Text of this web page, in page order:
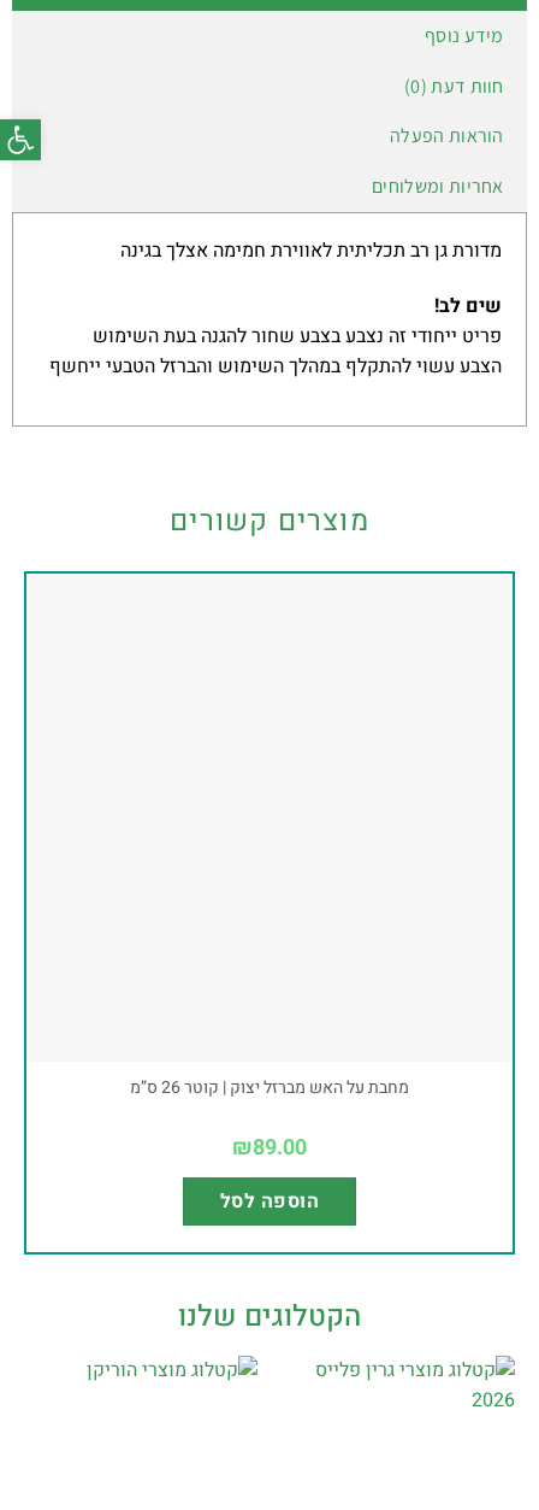
מידע נוסף
חוות דעת (0)
הוראות הפעלה
אחריות ומשלוחים
מדורת גן רב תכליתית לאווירת חמימה אצלך בגינה
שים לב!
פריט ייחודי זה נצבע בצבע שחור להגנה בעת השימוש
הצבע עשוי להתקלף במהלך השימוש והברזל הטבעי ייחשף
מוצרים קשורים
מחבת על האש מברזל יצוק | קוטר 26 ס”מ
₪89.00
הוספה לסל
הקטלוגים שלנו
פתח